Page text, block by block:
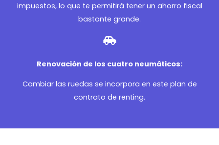
impuestos, lo que te permitirá tener un ahorro fiscal
bastante grande.
Renovación de los cuatro neumáticos:
Cambiar las ruedas se incorpora en este plan de
contrato de renting.